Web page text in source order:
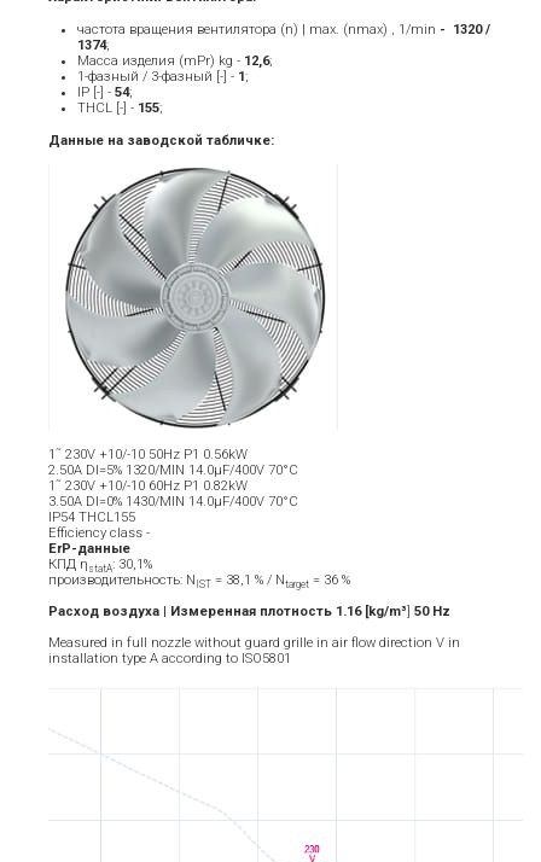
частота вращения вентилятора (n) | max. (nmax) , 1/min - ­ 1320 /
1374;
Масса изделия (mPr) kg - 12,6;
1-фазный / 3-фазный [-] - 1;
IP [-] - 54;
THCL [-] - 155;
Данные на заводской табличке:
1˜ 230V +10/-10 50Hz P1 0.56kW
2.50A DI=5% 1320/MIN 14.0µF/400V 70°C
1˜ 230V +10/-10 60Hz P1 0.82kW
3.50A DI=0% 1430/MIN 14.0µF/400V 70°C
IP54 THCL155
Efficiency class -
ErP-данные
КПД η statA: 30,1%
производительность: N IST = 38,1 % / Ntarget = 36 %
Расход воздуха | Измеренная плотность 1.16 [kg/m³ 50 Hz
Measured in full nozzle without guard grille in air flow direction V in
installation type A according to ISO5801